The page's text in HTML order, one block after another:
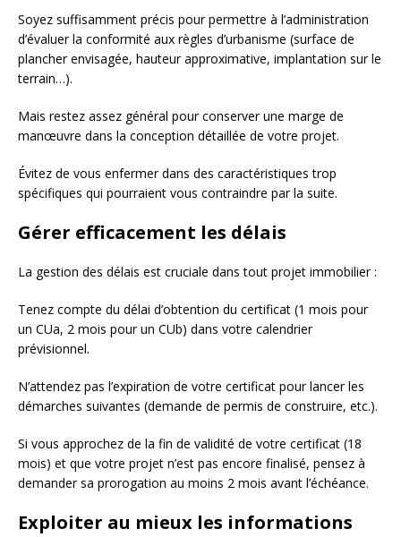
Soyez suffisamment précis pour permettre à l’administration
d’évaluer la conformité aux règles d’urbanisme (surface de
plancher envisagée, hauteur approximative, implantation sur le
terrain…).
Mais restez assez général pour conserver une marge de
manœuvre dans la conception détaillée de votre projet.
Évitez de vous enfermer dans des caractéristiques trop
spécifiques qui pourraient vous contraindre par la suite.
Gérer efficacement les délais
La gestion des délais est cruciale dans tout projet immobilier :
Tenez compte du délai d’obtention du certificat (1 mois pour
un CUa, 2 mois pour un CUb) dans votre calendrier
prévisionnel.
N’attendez pas l’expiration de votre certificat pour lancer les
démarches suivantes (demande de permis de construire, etc.).
Si vous approchez de la fin de validité de votre certificat (18
mois) et que votre projet n’est pas encore finalisé, pensez à
demander sa prorogation au moins 2 mois avant l’échéance.
Exploiter au mieux les informations